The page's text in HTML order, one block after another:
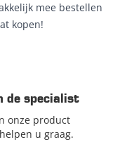
mee bestellen
kopen!
de specialist
onze product
u graag.